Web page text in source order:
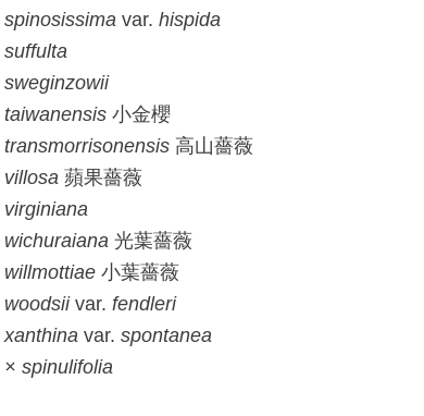
spinosissimavar. hispida
suffulta
sweginzowii
taiwanensis 小金櫻
transmorrisonensis 高山薔薇
villosa 蘋果薔薇
virginiana
wichuraiana 光葉薔薇
willmottiae 小葉薔薇
woodsiivar. fendleri
xanthinavar. spontanea
× spinulifolia